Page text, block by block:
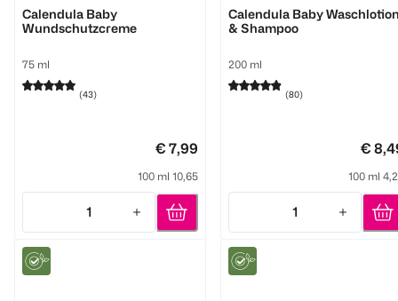
Calendula Baby
Wundschutzcreme
75 ml
(43)
€ 7,99
100 ml 10,65
1
Quantity: 1
Calendula Baby
& Shampoo
200 ml
(80)
€
100 ml
1
Quantity: 1